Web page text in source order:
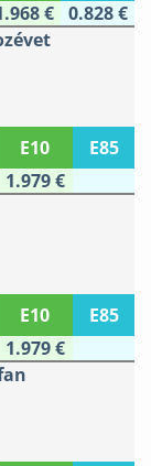
€
0.828 €
E10
E85
1.979 €
E10
E85
1.979 €